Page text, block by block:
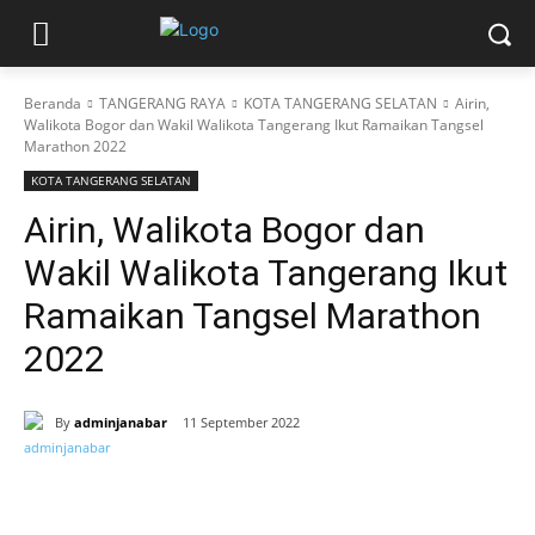
Beranda TANGERANG RAYA KOTA TANGERANG SELATAN
Airin,
Walikota Bogor dan Wakil Walikota Tangerang Ikut Ramaikan Tangsel
Marathon 2022
KOTA TANGERANG SELATAN
Airin, Walikota Bogor dan
Wakil Walikota Tangerang Ikut
Ramaikan Tangsel Marathon
2022
By adminjanabar 11 September 2022